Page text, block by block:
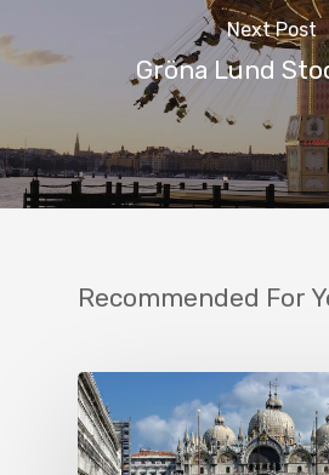
Next Post
Gröna Lund
Recommended For